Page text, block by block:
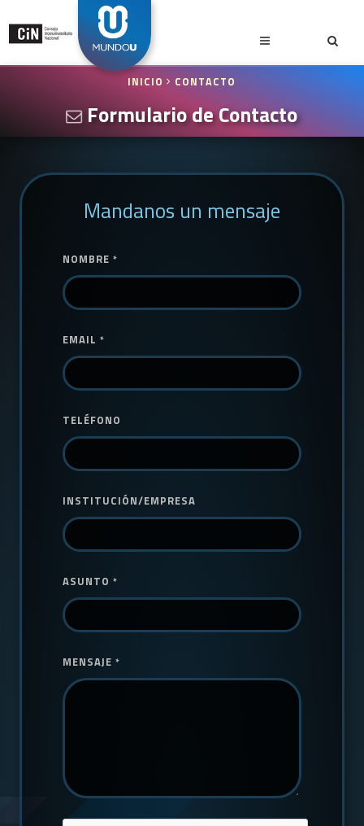
INICIO CONTACTO
Formulario de Contacto
Mandanos un mensaje
NOMBRE *
EMAIL *
TELÉFONO
INSTITUCIÓN/EMPRESA
ASUNTO *
MENSAJE *